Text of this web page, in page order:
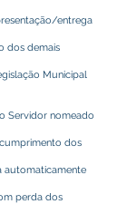
entrega
dos demais
Municipal
Servidor nomeado
dos
automaticamente
perda dos